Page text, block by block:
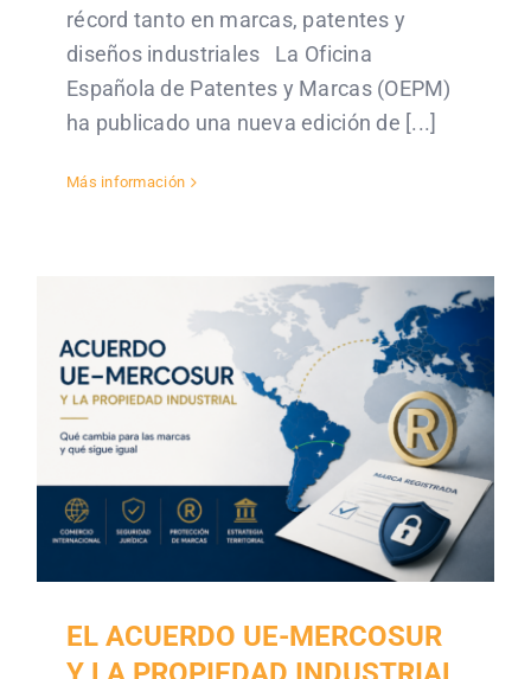
récord tanto en marcas, patentes y
diseños industriales La Oficina
Española de Patentes y Marcas (OEPM)
ha publicado una nueva edición de [...]
Más información
EL ACUERDO UE-MERCOSUR